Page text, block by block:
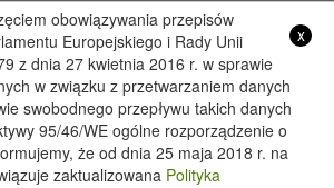
we Włodawie
w Lublinie
Województwa Lubelskiego w Lublinie
Polskiej
prądu
x
obowiązywania przepisów
Europejskiego i Rady Unii
z dnia 27 kwietnia 2016 r. w sprawie
w związku z przetwarzaniem danych
swobodnego przepływu takich danych
95/46/WE ogólne rozporządzenie o
że od dnia 25 maja 2018 r. na
zaktualizowana Polityka